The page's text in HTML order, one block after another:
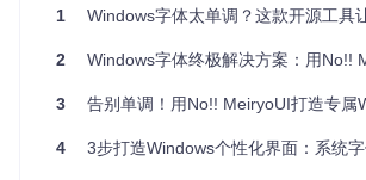
环境兼容性检查清单
确认系统版本为Windows 8.1/10/11（不
更早版本）
检查用户账户是否拥有管理员权限（必要
权限）
1 Windows字体太单调？这款开源工具
2 Windows字体终极解决方案：用No!! MeiryoUI打
3 告别单调！用No!! MeiryoUI打造专属Windows字体方
4 3步打造Windows个性化界面：系统